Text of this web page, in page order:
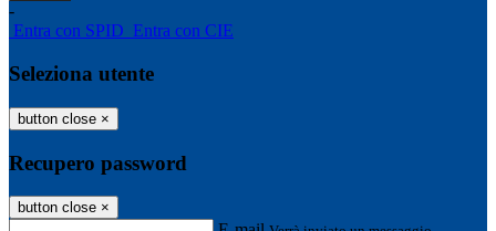
-
Entra con SPID Entra con CIE
Seleziona utente
button close ×
Recupero password
button close ×